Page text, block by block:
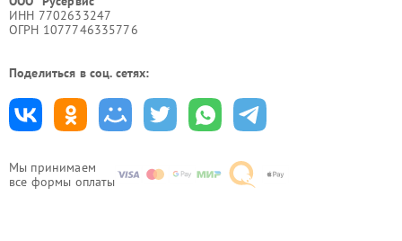
Мы принимаем
все формы оплаты
ИНН 7702633247
ОГРН 1077746335776
Поделиться в соц. сетях: